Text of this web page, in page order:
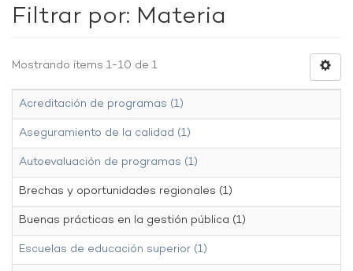
Filtrar por: Materia
Mostrando ítems 1-10 de 1
Acreditación de programas (1)
Aseguramiento de la calidad (1)
Autoevaluación de programas (1)
Brechas y oportunidades regionales (1)
Buenas prácticas en la gestión pública (1)
Escuelas de educación superior (1)